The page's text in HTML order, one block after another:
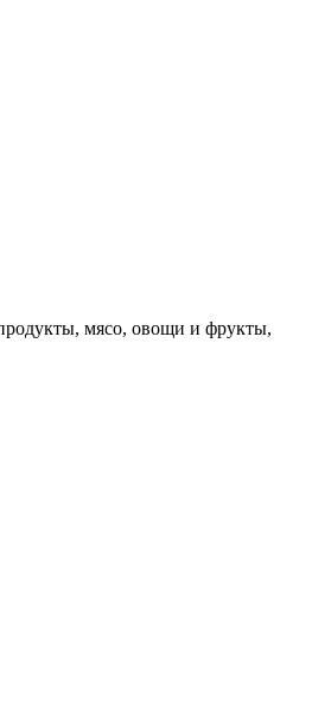
мясо, овощи и фрукты,